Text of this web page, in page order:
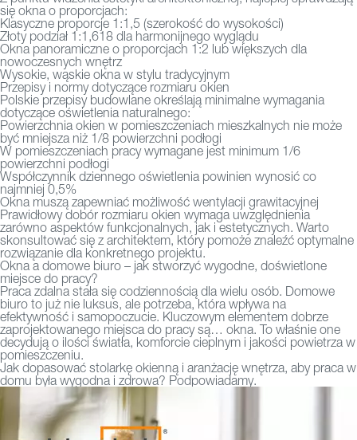
się okna o proporcjach:
Klasyczne proporcje 1:1,5 (szerokość do wysokości)
Złoty podział 1:1,618 dla harmonijnego wyglądu
Okna panoramiczne o proporcjach 1:2 lub większych dla
nowoczesnych wnętrz
Wysokie, wąskie okna w stylu tradycyjnym
Przepisy i normy dotyczące rozmiaru okien
Polskie przepisy budowlane określają minimalne wymagania
dotyczące oświetlenia naturalnego:
Powierzchnia okien w pomieszczeniach mieszkalnych nie może
być mniejsza niż 1/8 powierzchni podłogi
W pomieszczeniach pracy wymagane jest minimum 1/6
powierzchni podłogi
Współczynnik dziennego oświetlenia powinien wynosić co
najmniej 0,5%
Okna muszą zapewniać możliwość wentylacji grawitacyjnej
Prawidłowy dobór rozmiaru okien wymaga uwzględnienia
zarówno aspektów funkcjonalnych, jak i estetycznych. Warto
skonsultować się z architektem, który pomoże znaleźć optymalne
rozwiązanie dla konkretnego projektu.
Okna a domowe biuro – jak stworzyć wygodne, doświetlone
miejsce do pracy?
Praca zdalna stała się codziennością dla wielu osób. Domowe
biuro to już nie luksus, ale potrzeba, która wpływa na
efektywność i samopoczucie. Kluczowym elementem dobrze
zaprojektowanego miejsca do pracy są… okna. To właśnie one
decydują o ilości światła, komforcie cieplnym i jakości powietrza w
pomieszczeniu.
Jak dopasować stolarkę okienną i aranżację wnętrza, aby praca w
domu była wygodna i zdrowa? Podpowiadamy.